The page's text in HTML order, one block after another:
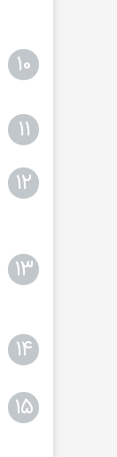
۱۰
۱۱
۱۲
۱۳
۱۴
۱۵